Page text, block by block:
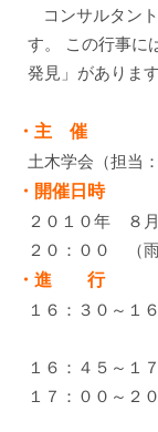
コンサルタン
す。 この行事に
発見」がありま
・主 催
土木学会（担当
・開催日時
２０１０年 ８
２０：００ （
・進 行
１６：３０～１
１６：４５～１
１７：００～２